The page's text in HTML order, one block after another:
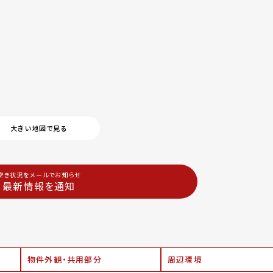
大きい地図で見る
き状況をメールでお知らせ
最新情報を通知
物件外観・共用部分 周辺環境